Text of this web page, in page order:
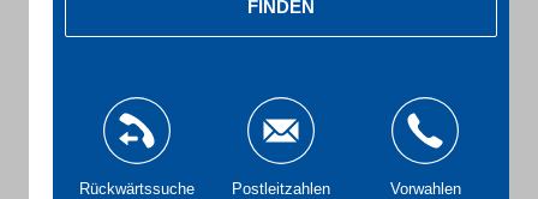
FINDEN
Rückwärtssuche Postleitzahlen Vorwahlen